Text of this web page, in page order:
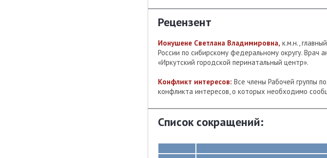
Рецензент
Ионушене Светлана Владимировна, к.м.н.,
России по сибирскому федеральному округу. Врач
«Иркутский городской перинатальный центр».
Конфликт интересов: Все члены Рабочей группы
конфликта интересов, о которых необходимо
Список сокращений: